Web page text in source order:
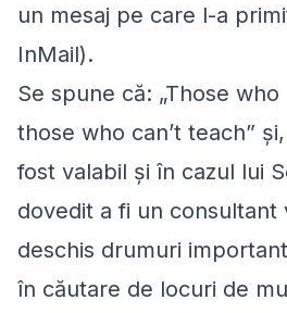
un mesaj pe care l-a
InMail).
Se spune că: „Those
those who can’t teach”
fost valabil şi în cazul lui
dovedit a fi un consultant
deschis drumuri
în căutare de locuri de